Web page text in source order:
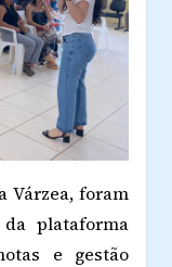
Várzea, foram
plataforma
e gestão